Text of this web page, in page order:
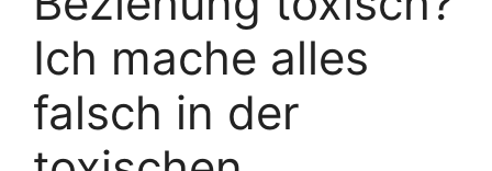
Ich mache alles
falsch in der